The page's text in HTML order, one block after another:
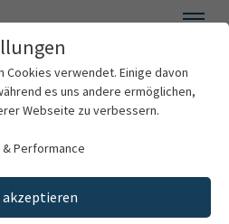
Skip to main content
for
verwendet. Einige davon
es uns andere ermöglichen,
Webseite zu verbessern.
Performance